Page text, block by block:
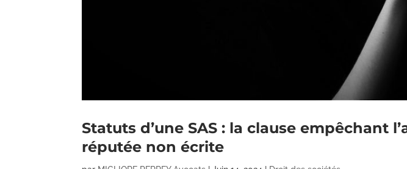
Statuts d’une SAS : la clause empêchant
réputée non écrite